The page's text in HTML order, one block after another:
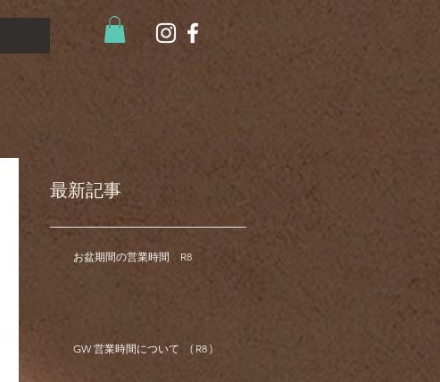
最新記事
お盆期間の営業時間 R8
GW 営業時間について ( R8 )